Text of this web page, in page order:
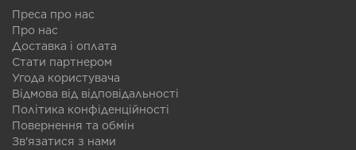
Преса про нас
Про нас
Доставка і оплата
Стати партнером
Угода користувача
Відмова від відповідальності
Політика конфіденційності
Повернення та обмін
Зв'язатися з нами